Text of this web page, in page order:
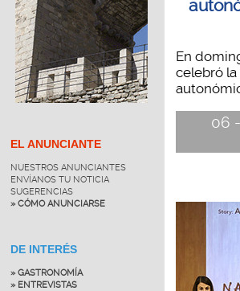
EL ANUNCIANTE
NUESTROS ANUNCIANTES
ENVÍANOS TU NOTICIA
SUGERENCIAS
» CÓMO ANUNCIARSE
DE INTERÉS
» GASTRONOMÍA
» ENTREVISTAS
En
celebró la
06